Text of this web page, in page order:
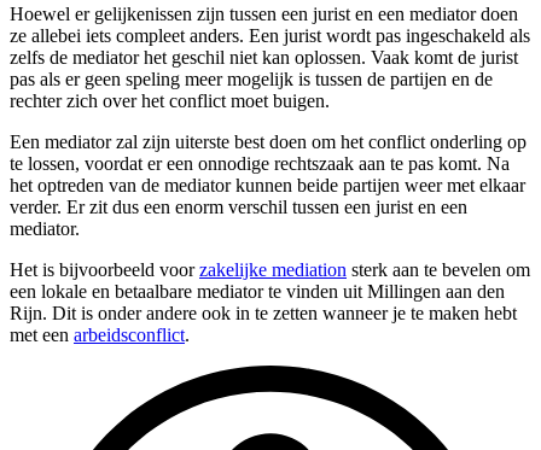
Hoewel er gelijkenissen zijn tussen een jurist en een mediator doen
ze allebei iets compleet anders. Een jurist wordt pas ingeschakeld als
zelfs de mediator het geschil niet kan oplossen. Vaak komt de jurist
pas als er geen speling meer mogelijk is tussen de partijen en de
rechter zich over het conflict moet buigen.
Een mediator zal zijn uiterste best doen om het conflict onderling op
te lossen, voordat er een onnodige rechtszaak aan te pas komt. Na
het optreden van de mediator kunnen beide partijen weer met elkaar
verder. Er zit dus een enorm verschil tussen een jurist en een
mediator.
Het is bijvoorbeeld voorzakelijke mediation sterk aan te bevelen om
een lokale en betaalbare mediator te vinden uit Millingen aan den
Rijn. Dit is onder andere ook in te zetten wanneer je te maken hebt
met een arbeidsconflict.